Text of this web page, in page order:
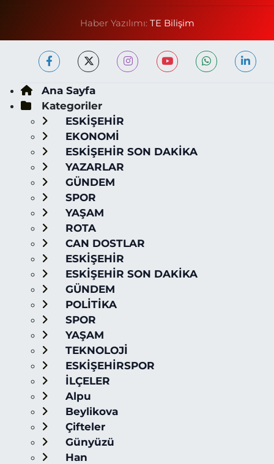
Haber Yazılımı: TE Bilişim
Ana Sayfa
Kategoriler
ESKİŞEHİR
EKONOMİ
ESKİŞEHİR SON DAKİKA
YAZARLAR
GÜNDEM
SPOR
YAŞAM
ROTA
CAN DOSTLAR
ESKİŞEHİR
ESKİŞEHİR SON DAKİKA
GÜNDEM
POLİTİKA
SPOR
YAŞAM
TEKNOLOJİ
ESKİŞEHİRSPOR
İLÇELER
Alpu
Beylikova
Çifteler
Günyüzü
Han